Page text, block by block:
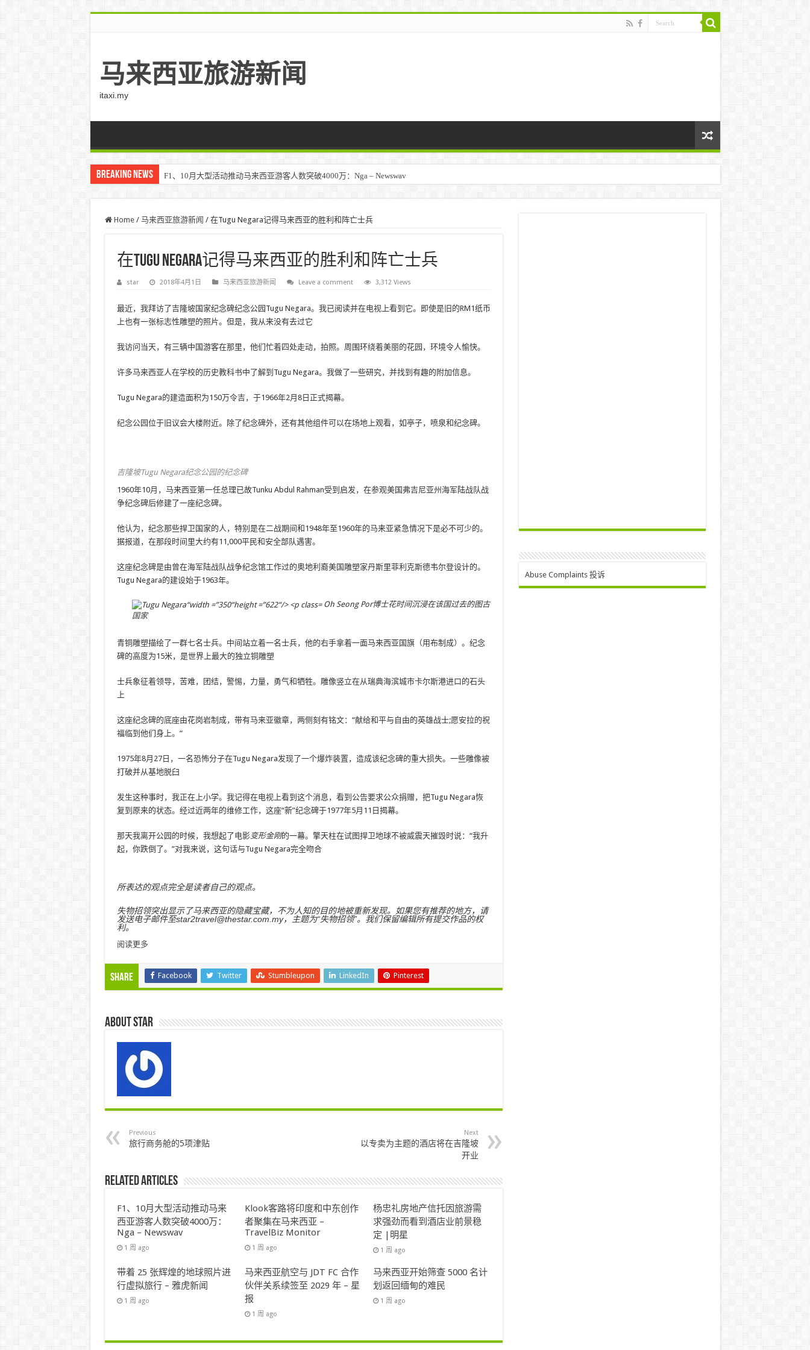
马来西亚旅游新闻
itaxi.my
Breaking News F1、10月大型活动推动马来西亚游客人数突破4000万：Nga – Newswav
Home / 马来西亚旅游新闻 / 在Tugu Negara记得马来西亚的胜利和阵亡士兵
在Tugu Negara记得马来西亚的胜利和阵亡士兵
star 2018年4月1日 马来西亚旅游新闻 Leave a comment 3,312 Views
最近，我拜访了吉隆坡国家纪念碑纪念公园Tugu Negara。我已阅读并在电视上看到它。即使是旧的RM1纸币
上也有一张标志性雕塑的照片。但是，我从来没有去过它
我访问当天，有三辆中国游客在那里，他们忙着四处走动，拍照。周围环绕着美丽的花园，环境令人愉快。
许多马来西亚人在学校的历史教科书中了解到Tugu Negara。我做了一些研究，并找到有趣的附加信息。
Tugu Negara的建造面积为150万令吉，于1966年2月8日正式揭幕。
纪念公园位于旧议会大楼附近。除了纪念碑外，还有其他组件可以在场地上观看，如亭子，喷泉和纪念碑。
吉隆坡Tugu Negara纪念公园的纪念碑
1960年10月，马来西亚第一任总理已故Tunku Abdul Rahman受到启发，在参观美国弗吉尼亚州海军陆战队战
争纪念碑后修建了一座纪念碑。
他认为，纪念那些捍卫国家的人，特别是在二战期间和1948年至1960年的马来亚紧急情况下是必不可少的。
据报道，在那段时间里大约有11,000平民和安全部队遇害。
这座纪念碑是由曾在海军陆战队战争纪念馆工作过的奥地利裔美国雕塑家丹斯里菲利克斯德韦尔登设计的。
Tugu Negara的建设始于1963年。
Oh Seong Por博士花时间沉浸在该国过去的图古
国家
青铜雕塑描绘了一群七名士兵。中间站立着一名士兵，他的右手拿着一面马来西亚国旗（用布制成）。纪念
碑的高度为15米，是世界上最大的独立铜雕塑
士兵象征着领导，苦难，团结，警惕，力量，勇气和牺牲。雕像竖立在从瑞典海滨城市卡尔斯港进口的石头
上
这座纪念碑的底座由花岗岩制成，带有马来亚徽章，两侧刻有铭文：“献给和平与自由的英雄战士;愿安拉的祝
福临到他们身上。“
1975年8月27日，一名恐怖分子在Tugu Negara发现了一个爆炸装置，造成该纪念碑的重大损失。一些雕像被
打破并从基地脱臼
发生这种事时，我正在上小学。我记得在电视上看到这个消息，看到公告要求公众捐赠，把Tugu Negara恢
复到原来的状态。经过近两年的维修工作，这座“新”纪念碑于1977年5月11日揭幕。
那天我离开公园的时候，我想起了电影变形金刚的一幕。擎天柱在试图捍卫地球不被威震天摧毁时说：“我升
起，你跌倒了。”对我来说，这句话与Tugu Negara完全吻合
所表达的观点完全是读者自己的观点。
失物招领突出显示了马来西亚的隐藏宝藏，不为人知的目的地被重新发现。如果您有推荐的地方，请
发送电子邮件至star2travel@thestar.com.my，主题为“失物招领”。我们保留编辑所有提交作品的权
利。
阅读更多
Share Facebook Twitter Stumbleupon LinkedIn Pinterest
About star
Previous
旅行商务舱的5项津贴
Next
以专卖为主题的酒店将在吉隆坡
开业
Related Articles
F1、10月大型活动推动马来
西亚游客人数突破4000万：
Nga – Newswav
1 周 ago
Klook客路将印度和中东创作
者聚集在马来西亚 –
TravelBiz Monitor
1 周 ago
杨忠礼房地产信托因旅游需
求强劲而看到酒店业前景稳
定 |明星
1 周 ago
带着 25 张辉煌的地球照片进
行虚拟旅行 – 雅虎新闻
1 周 ago
马来西亚航空与 JDT FC 合作
伙伴关系续签至 2029 年 – 星
报
1 周 ago
马来西亚开始筛查 5000 名计
划返回缅甸的难民
1 周 ago
Abuse Complaints 投诉